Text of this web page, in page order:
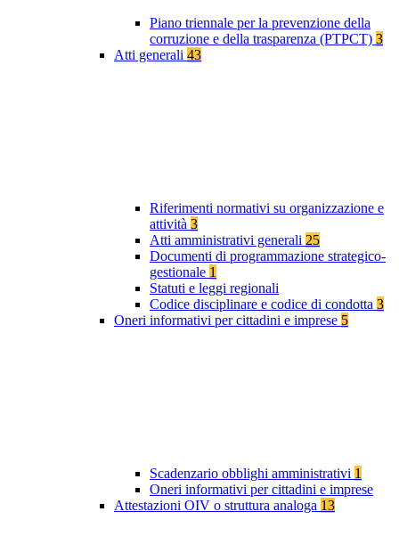
Piano triennale per la prevenzione della
corruzione e della trasparenza (PTPCT) 3
Atti generali 43
Riferimenti normativi su organizzazione e
attività 3
Atti amministrativi generali 25
Documenti di programmazione strategico-
gestionale 1
Statuti e leggi regionali
Codice disciplinare e codice di condotta 3
Oneri informativi per cittadini e imprese 5
Scadenzario obblighi amministrativi 1
Oneri informativi per cittadini e imprese
Attestazioni OIV o struttura analoga 13